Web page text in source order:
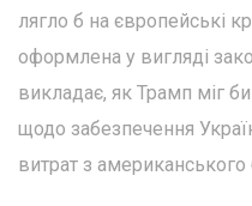
лягло б на європейські
оформлена у вигляді
викладає, як Трамп міг
щодо забезпечення
витрат з